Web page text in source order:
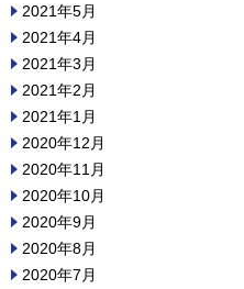
2021年5月
2021年4月
2021年3月
2021年2月
2021年1月
2020年12月
2020年11月
2020年10月
2020年9月
2020年8月
2020年7月